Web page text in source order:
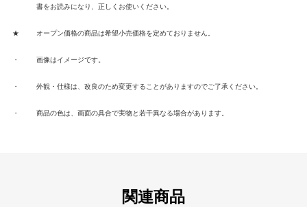
書をお読みになり、正しくお使いください。
★ オープン価格の商品は希望小売価格を定めておりません。
・ 画像はイメージです。
・ 外観・仕様は、改良のため変更することがありますのでご了承ください。
・ 商品の色は、画面の具合で実物と若干異なる場合があります。
関連商品